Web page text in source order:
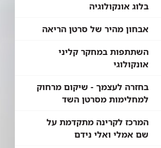
בלוג אונקולוגיה
אבחון מהיר של סרטן הריאה
השתתפות במחקר קליני
אונקולוגי
בחזרה לעצמך - שיקום מרחוק
למחלימות מסרטן השד
המרכז לקרינה מתקדמת על
שם אמלי ואלי נידם